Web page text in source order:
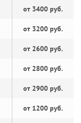
от 3400 руб.
от 3200 руб.
от 2600 руб.
от 2800 руб.
от 2900 руб.
от 1200 руб.